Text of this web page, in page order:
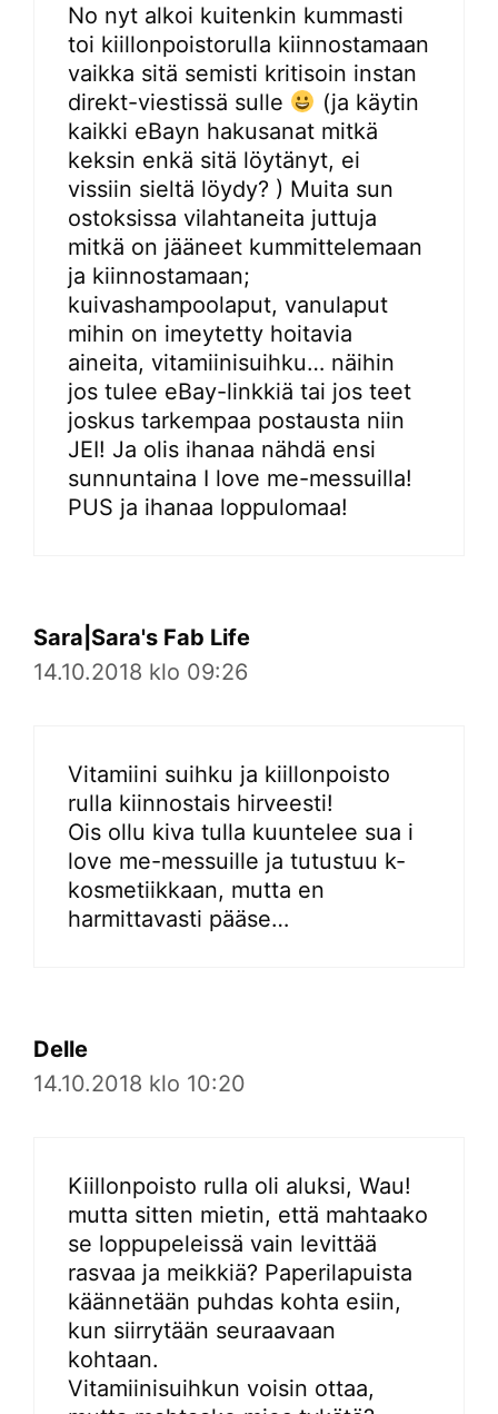
No nyt alkoi kuitenkin kummasti
toi kiillonpoistorulla kiinnostamaan
vaikka sitä semisti kritisoin instan
direkt-viestissä sulle
(ja käytin
kaikki eBayn hakusanat mitkä
keksin enkä sitä löytänyt, ei
vissiin sieltä löydy? ) Muita sun
ostoksissa vilahtaneita juttuja
mitkä on jääneet kummittelemaan
ja kiinnostamaan;
kuivashampoolaput, vanulaput
mihin on imeytetty hoitavia
aineita, vitamiinisuihku… näihin
jos tulee eBay-linkkiä tai jos teet
joskus tarkempaa postausta niin
JEI! Ja olis ihanaa nähdä ensi
sunnuntaina I love me-messuilla!
PUS ja ihanaa loppulomaa!
Sara|Sara's Fab Life
14.10.2018 klo 09:26
Vitamiini suihku ja kiillonpoisto
rulla kiinnostais hirveesti!
Ois ollu kiva tulla kuuntelee sua i
love me-messuille ja tutustuu k-
kosmetiikkaan, mutta en
harmittavasti pääse…
Delle
14.10.2018 klo 10:20
Kiillonpoisto rulla oli aluksi, Wau!
mutta sitten mietin, että mahtaako
se loppupeleissä vain levittää
rasvaa ja meikkiä? Paperilapuista
käännetään puhdas kohta esiin,
kun siirrytään seuraavaan
kohtaan.
Vitamiinisuihkun voisin ottaa,